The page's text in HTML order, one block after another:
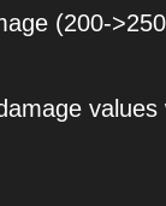
(200-